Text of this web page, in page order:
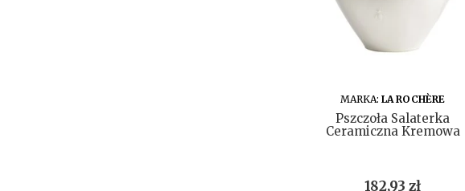
DO KOSZYKA
MARKA: LA ROCHÈRE
Pszczoła Salaterka
Ceramiczna Kremowa
Cena
182,93 zł